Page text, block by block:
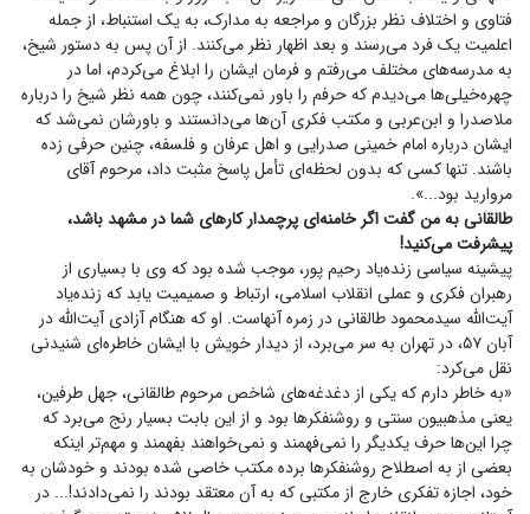
فتاوی و اختلاف نظر بزرگان و مراجعه به مدارک، به یک استنباط، از جمله
اعلمیت یک فرد می‌رسند و بعد اظهار نظر می‌کنند. از آن پس به دستور شیخ،
به مدرسه‌های مختلف می‌رفتم و فرمان ایشان را ابلاغ می‌کردم، اما در
چهره‌خیلی‌ها می‌دیدم که حرفم را باور نمی‌کنند، چون همه نظر شیخ را درباره
ملاصدرا و ابن‌عربی و مکتب فکری آن‌ها می‌دانستند و باورشان نمی‌شد که
ایشان درباره امام خمینی صدرایی و اهل عرفان و فلسفه، چنین حرفی زده
باشند. تنها کسی که بدون لحظه‌ای تأمل پاسخ مثبت داد، مرحوم آقای
مروارید بود...».
طالقانی به من گفت اگر خامنه‌ای پرچمدار کار‌های شما در مشهد باشد،
پیشرفت می‌کنید!
پیشینه سیاسی زنده‌یاد رحیم پور، موجب شده بود که وی با بسیاری از
رهبران فکری و عملی انقلاب اسلامی، ارتباط و صمیمیت یابد که زنده‌یاد
آیت‌الله سیدمحمود طالقانی در زمره آنهاست. او که هنگام آزادی آیت‌الله در
آبان ۵۷، در تهران به سر می‌برد، از دیدار خویش با ایشان خاطره‌ای شنیدنی
نقل می‌کرد:
«به خاطر دارم که یکی از دغدغه‌های شاخص مرحوم طالقانی، جهل طرفین،
یعنی مذهبیون سنتی و روشنفکر‌ها بود و از این بابت بسیار رنج می‌برد که
چرا این‌ها حرف یکدیگر را نمی‌فهمند و نمی‌خواهند بفهمند و مهم‌تر اینکه
بعضی از به اصطلاح روشنفکر‌ها برده مکتب خاصی شده بودند و خودشان به
خود، اجازه تفکری خارج از مکتبی که به آن معتقد بودند را نمی‌دادند!... در